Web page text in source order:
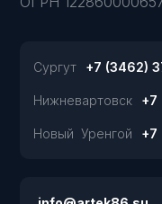
Сургут +7 (3462)
Нижневартовск +7
Новый Уренгой +7